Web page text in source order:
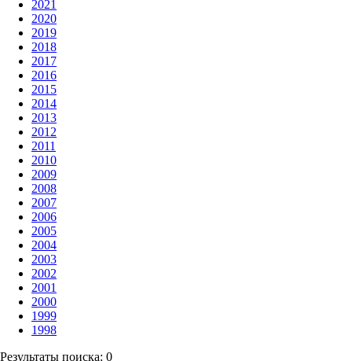
2021
2020
2019
2018
2017
2016
2015
2014
2013
2012
2011
2010
2009
2008
2007
2006
2005
2004
2003
2002
2001
2000
1999
1998
Результаты поиска: 0